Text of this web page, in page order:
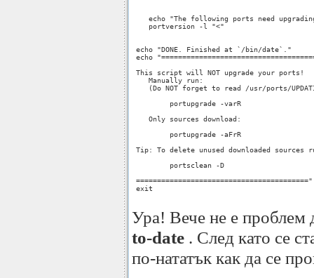
echo "The following ports need
    portversion -l "<"
echo "DONE. Finished at `/bin/date`."
echo
This script will NOT upgrade your ports!
    Manually run:
(Do NOT forget to read /usr/ports/
         portupgrade -varR
    Only sources download:
         portupgrade -aFrR
Tip: To delete unused downloaded sources
         portsclean -D
========================================="
exit
Ура! Вече не е проблем
to-date . След като се
по-нататък как да се